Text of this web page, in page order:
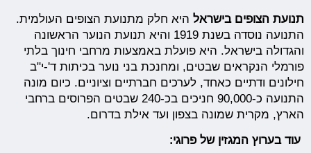
תנועת הצופים בישראל היא חלק מתנועת הצופים העולמית.
התנועה נוסדה בשנת 1919 והיא תנועת הנוער הראשונה
והגדולה בישראל. היא פועלת באמצעות מרחבי חינוך בלתי
פורמלי הנקראים שבטים, ומחנכת בני נוער בכיתות ד'-י"ב
חילונים ודתיים כאחד, לערכים חברתיים וציוניים. כיום מונה
התנועה כ-90,000 חניכים בכ-240 שבטים הפרוסים ברחבי
הארץ, מקרית שמונה בצפון ועד אילת בדרום.
עוד בערוץ המגזין של פרוגי: